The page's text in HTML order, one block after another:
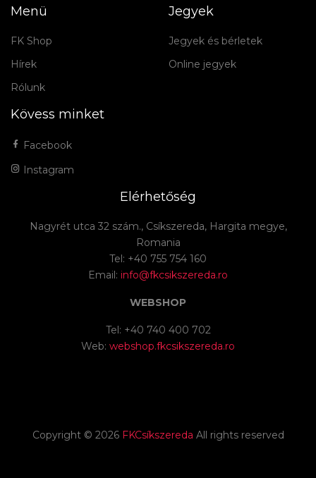
Menü
FK Shop
Hírek
Rólunk
Jegyek
Jegyek és bérletek
Online jegyek
Kövess minket
Facebook
Instagram
Elérhetőség
Nagyrét utca 32 szám., Csíkszereda, Hargita megye,
Romania
Tel: +40 755 754 160
Email: info@fkcsikszereda.ro
WEBSHOP
Tel: +40 740 400 702
Web: webshop.fkcsikszereda.ro
Copyright © 2026 FKCsíkszereda All rights reserved